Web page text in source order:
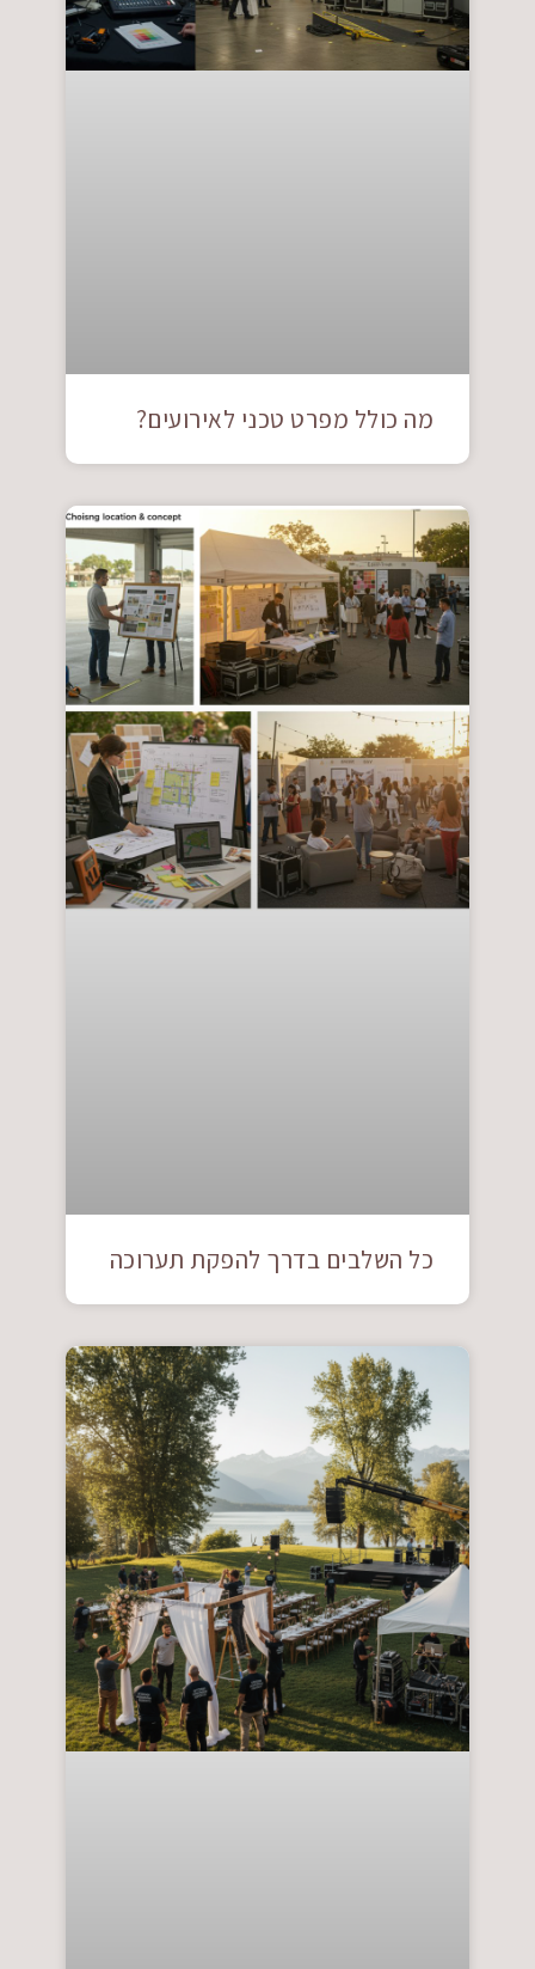
מה כולל מפרט טכני לאירועים?
כל השלבים בדרך להפקת תערוכה